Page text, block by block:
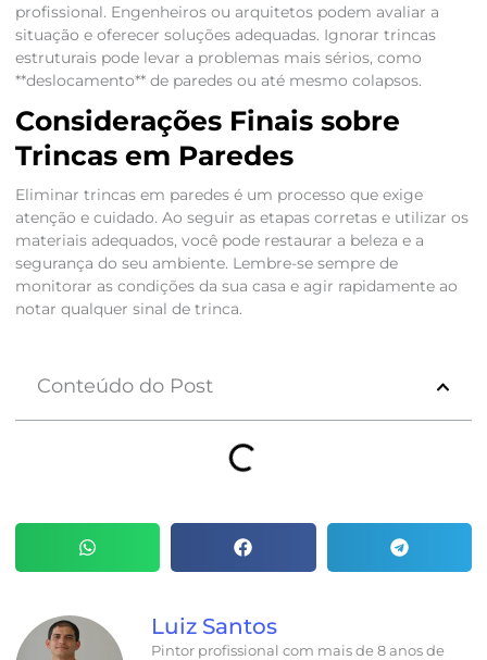
profissional. Engenheiros ou arquitetos podem avaliar a
situação e oferecer soluções adequadas. Ignorar trincas
estruturais pode levar a problemas mais sérios, como
**deslocamento** de paredes ou até mesmo colapsos.
Considerações Finais sobre
Trincas em Paredes
Eliminar trincas em paredes é um processo que exige
atenção e cuidado. Ao seguir as etapas corretas e utilizar os
materiais adequados, você pode restaurar a beleza e a
segurança do seu ambiente. Lembre-se sempre de
monitorar as condições da sua casa e agir rapidamente ao
notar qualquer sinal de trinca.
Conteúdo do Post
Luiz Santos
Pintor profissional com mais de 8 anos de